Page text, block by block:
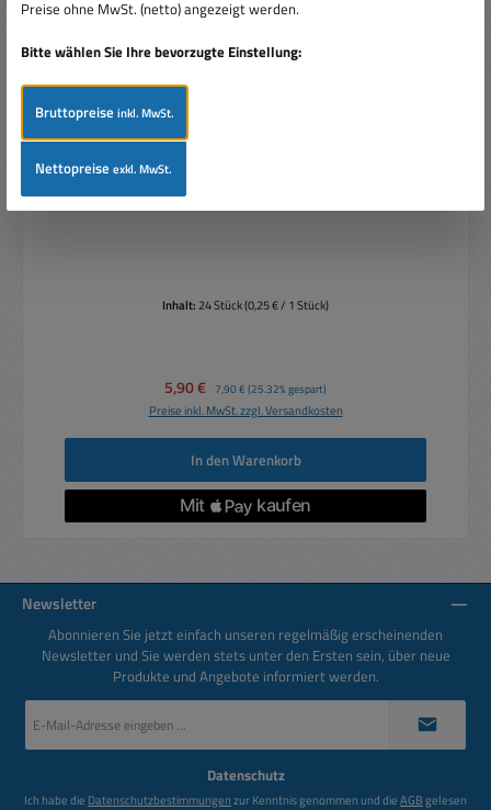
Schraube Holzschrauben 4x20mm 24er Pack
Inhalt:24 Stück(0,25 € / 1 Stück)
Verkaufspreis:
5,90 € Regulärer Preis:
7,90 € (25.32% gespart)
Preise inkl. MwSt. zzgl. Versandkosten
In den Warenkorb
Newsletter
Abonnieren Sie jetzt einfach unseren regelmäßig erscheinenden
Newsletter und Sie werden stets unter den Ersten sein, über neue
Produkte und Angebote informiert werden.
Mail-
Datenschutz
Ich habe die Datenschutzbestimmungenzur Kenntnis genommen und dieAGBgelesen
Preise ohne MwSt. (netto) angezeigt werden.
Bitte wählen Sie Ihre bevorzugte Einstellung:
Bruttopreiseinkl. MwSt.
Nettopreiseexkl. MwSt.